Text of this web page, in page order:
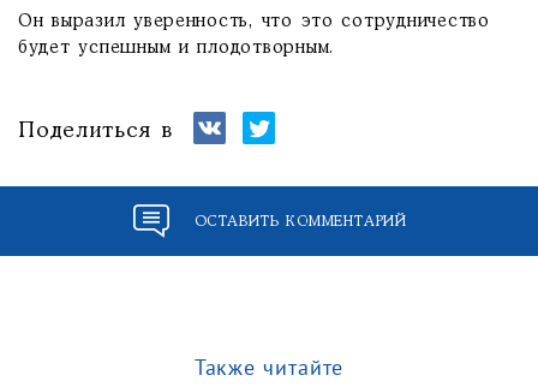
Он выразил уверенность, что это сотрудничество
будет успешным и плодотворным.
Поделиться в
ОСТАВИТЬ КОММЕНТАРИЙ
Также читайте